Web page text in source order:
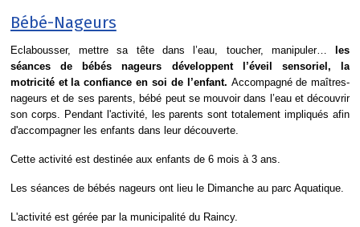
Bébé-Nageurs
Eclabousser, mettre sa tête dans l’eau, toucher, manipuler… les
séances de bébés nageurs développent l’éveil sensoriel, la
motricité et la confiance en soi de l’enfant. Accompagné de maîtres-
nageurs et de ses parents, bébé peut se mouvoir dans l’eau et découvrir
son corps. Pendant l'activité, les parents sont totalement impliqués afin
d'accompagner les enfants dans leur découverte.
Cette activité est destinée aux enfants de 6 mois à 3 ans.
Les séances de bébés nageurs ont lieu le Dimanche au parc Aquatique.
L'activité est gérée par la municipalité du Raincy.